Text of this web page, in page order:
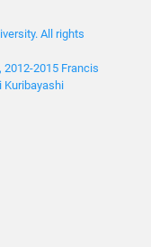
All rights
2012-2015 Francis
Kuribayashi